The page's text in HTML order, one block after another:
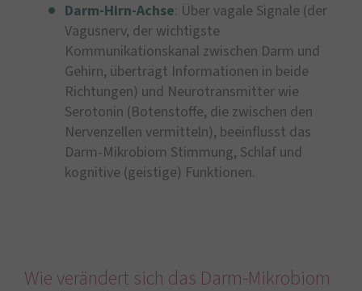
Darm-Hirn-Achse: Über vagale Signale (der
Vagusnerv, der wichtigste
Kommunikationskanal zwischen Darm und
Gehirn, überträgt Informationen in beide
Richtungen) und Neurotransmitter wie
Serotonin (Botenstoffe, die zwischen den
Nervenzellen vermitteln), beeinflusst das
Darm-Mikrobiom Stimmung, Schlaf und
kognitive (geistige) Funktionen.
Wie verändert sich das Darm-Mikrobiom